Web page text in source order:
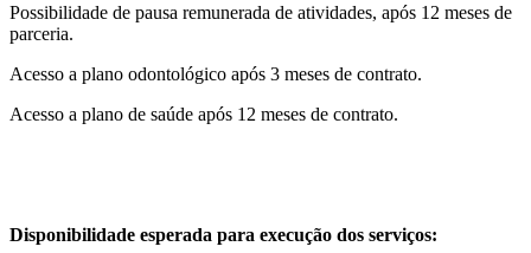
Possibilidade de pausa remunerada de atividades, após 12 meses de
parceria.
Acesso a plano odontológico após 3 meses de contrato.
Acesso a plano de saúde após 12 meses de contrato.
Disponibilidade esperada para execução dos serviços: